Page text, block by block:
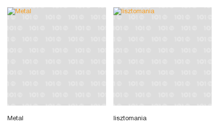
Metal lisztomania